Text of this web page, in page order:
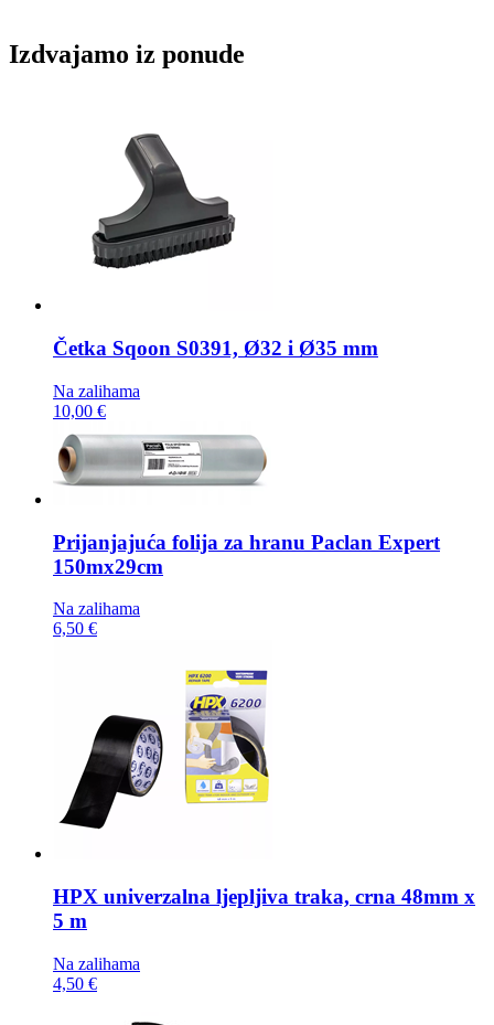
Izdvajamo iz ponude
Četka Sqoon S0391, Ø32 i Ø35 mm
Na zalihama
10,00 €
Prijanjajuća folija za hranu Paclan Expert
150mx29cm
Na zalihama
6,50 €
HPX univerzalna ljepljiva traka, crna 48mm x
5 m
Na zalihama
4,50 €